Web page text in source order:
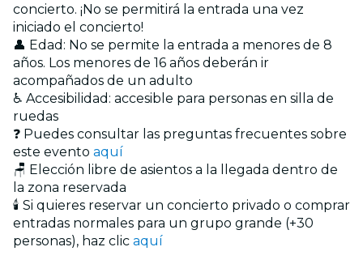
concierto. ¡No se permitirá la entrada una vez
iniciado el concierto!
👤 Edad: No se permite la entrada a menores de 8
años. Los menores de 16 años deberán ir
acompañados de un adulto
♿ Accesibilidad: accesible para personas en silla de
ruedas
❓ Puedes consultar las preguntas frecuentes sobre
este evento aquí
🪑 Elección libre de asientos a la llegada dentro de
la zona reservada
🕯️ Si quieres reservar un concierto privado o comprar
entradas normales para un grupo grande (+30
personas), haz clic aquí